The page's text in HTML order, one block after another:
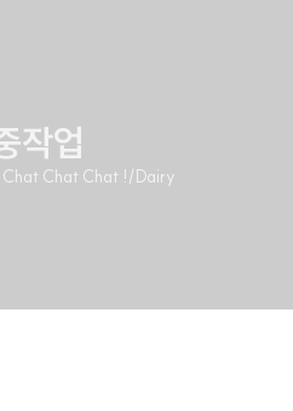
작업
Chat Chat Chat !/Dairy